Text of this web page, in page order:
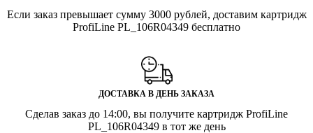
Если заказ превышает сумму 3000 рублей, доставим картридж
ProfiLine PL_106R04349 бесплатно
ДОСТАВКА В ДЕНЬ ЗАКАЗА
Сделав заказ до 14:00, вы получите картридж ProfiLine
PL_106R04349 в тот же день